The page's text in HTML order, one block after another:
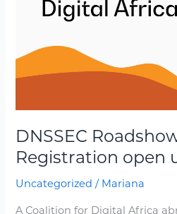
DNSSEC
Registration open
Uncategorized / Mariana
A Coalition for Digital Africa